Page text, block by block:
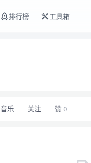
排行榜 工具箱
音乐 关注 赞 0